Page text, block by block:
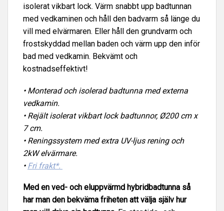
isolerat vikbart lock. Värm snabbt upp badtunnan
med vedkaminen och håll den badvarm så länge du
vill med elvärmaren. Eller håll den grundvarm och
frostskyddad mellan baden och värm upp den inför
bad med vedkamin. Bekvämt och
kostnadseffektivt!
• Monterad och isolerad badtunna med externa
vedkamin.
• Rejält isolerat vikbart lock badtunnor, Ø200 cm x
7 cm.
• Reningssystem med extra UV-ljus rening och
2kW elvärmare.
• Fri frakt*.
Med en ved- och eluppvärmd hybridbadtunna så
har man den bekväma friheten att välja själv hur